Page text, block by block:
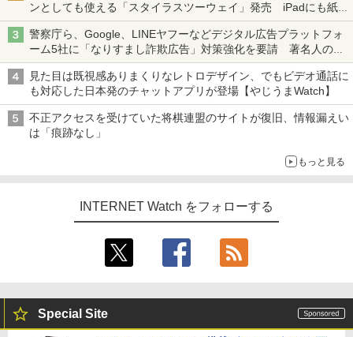
ンとしても使える「スタイラスツーウェイ」発売 iPadにも紙に
も、持ち替えずに書き込める
警察庁ら、Google、LINEヤフーなどデジタル広告プラットフォ
ーム5社に「なりすまし詐欺広告」対策強化を要請 著名人の写
真や映像を使った投資詐欺などへの対策として
見た目は既視感ありまくりなレトロデザイン、でもビデオ通話に
も対応した日本発のチャットアプリが登場【やじうまWatch】
不正アクセスを受けていた将棋連盟のサイトが復旧、情報漏えい
は「痕跡なし」
もっと見る
INTERNET Watch をフォローする
Special Site